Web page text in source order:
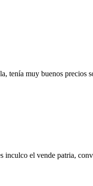
tenía muy buenos precios
inculco el vende patria,